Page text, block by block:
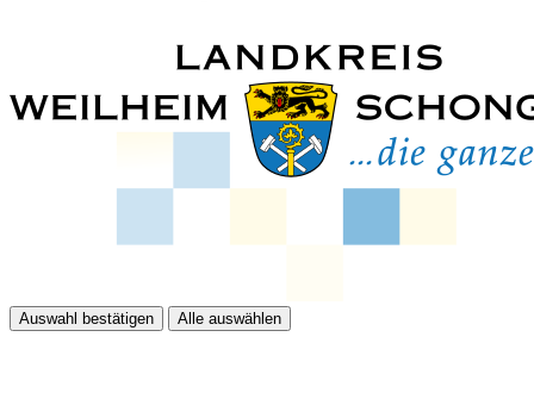
Auswahl bestätigen Alle auswählen